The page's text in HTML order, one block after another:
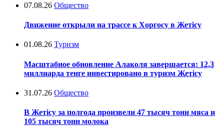
07.08.26 Общество
Движение открыли на трассе к Хоргосу в Жетісу
01.08.26 Туризм
Масштабное обновление Алаколя завершается: 12,3
миллиарда тенге инвестировано в туризм Жетісу
31.07.26 Общество
В Жетісу за полгода произвели 47 тысяч тонн мяса и
105 тысяч тонн молока